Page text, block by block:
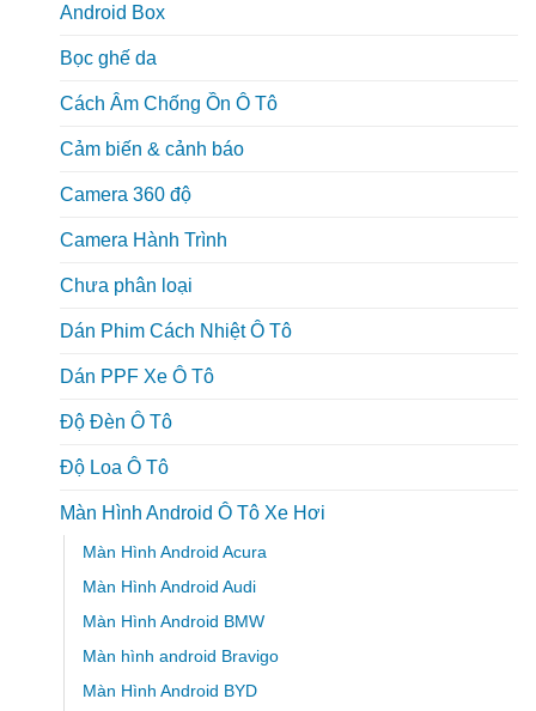
Android Box
Bọc ghế da
Cách Âm Chống Ồn Ô Tô
Cảm biến & cảnh báo
Camera 360 độ
Camera Hành Trình
Chưa phân loại
Dán Phim Cách Nhiệt Ô Tô
Dán PPF Xe Ô Tô
Độ Đèn Ô Tô
Độ Loa Ô Tô
Màn Hình Android Ô Tô Xe Hơi
Màn Hình Android Acura
Màn Hình Android Audi
Màn Hình Android BMW
Màn hình android Bravigo
Màn Hình Android BYD